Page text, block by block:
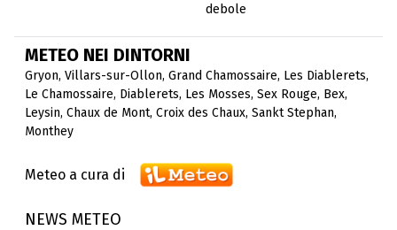
debole
METEO NEI DINTORNI
Gryon, Villars-sur-Ollon, Grand Chamossaire, Les Diablerets,
Le Chamossaire, Diablerets, Les Mosses, Sex Rouge, Bex,
Leysin, Chaux de Mont, Croix des Chaux, Sankt Stephan,
Monthey
Meteo a cura di
NEWS METEO